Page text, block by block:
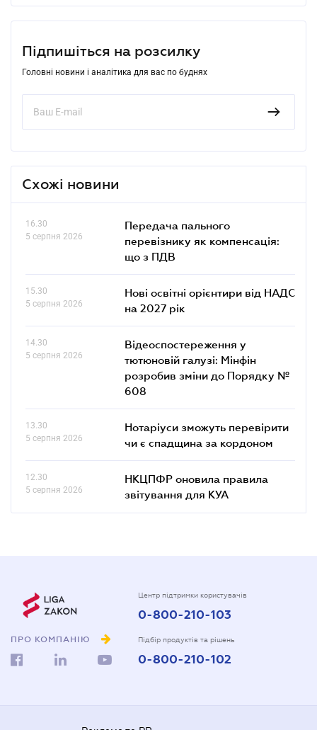
Підпишіться на розсилку
Головні новини і аналітика для вас по буднях
Схожі новини
16.30
5 серпня 2026
Передача пального
перевізнику як компенсація:
що з ПДВ
15.30
5 серпня 2026
Нові освітні орієнтири від НАДС
на 2027 рік
14.30
5 серпня 2026
Відеоспостереження у
тютюновій галузі: Мінфін
розробив зміни до Порядку №
608
13.30
5 серпня 2026
Нотаріуси зможуть перевірити
чи є спадщина за кордоном
12.30
5 серпня 2026
НКЦПФР оновила правила
звітування для КУА
ПРО КОМПАНІЮ
Центр підтримки користувачів
0-800-210-103
Підбір продуктів та рішень
0-800-210-102